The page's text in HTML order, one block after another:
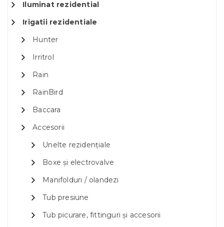
Iluminat rezidential
Irigatii rezidentiale
Hunter
Irritrol
Rain
RainBird
Baccara
Accesorii
Unelte rezidențiale
Boxe și electrovalve
Manifolduri / olandezi
Tub presiune
Tub picurare, fittinguri și accesorii